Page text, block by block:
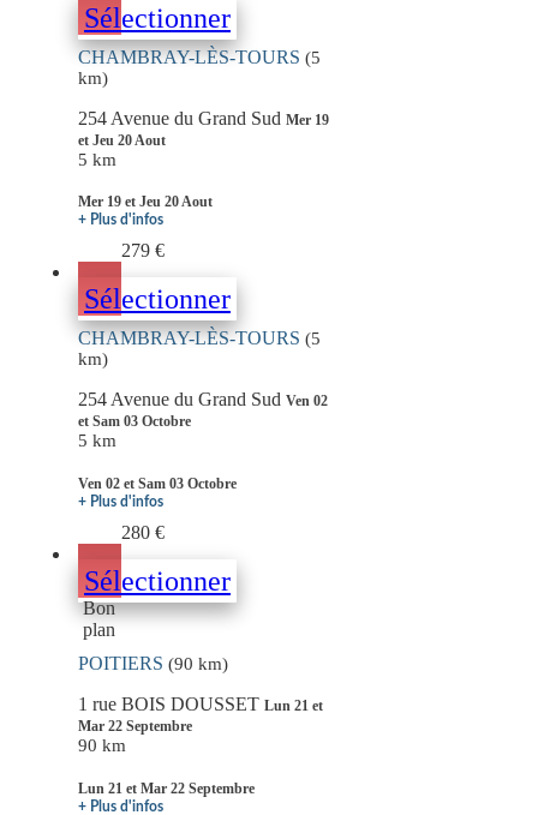
Sélectionner
CHAMBRAY-LÈS-TOURS (5
km)
254 Avenue du Grand Sud Mer 19
et Jeu 20 Aout
5 km
Mer 19 et Jeu 20 Aout
+ Plus d'infos
279 €
Sélectionner
CHAMBRAY-LÈS-TOURS (5
km)
254 Avenue du Grand Sud Ven 02
et Sam 03 Octobre
5 km
Ven 02 et Sam 03 Octobre
+ Plus d'infos
280 €
Sélectionner
Bon
plan
POITIERS (90 km)
1 rue BOIS DOUSSET Lun 21 et
Mar 22 Septembre
90 km
Lun 21 et Mar 22 Septembre
+ Plus d'infos